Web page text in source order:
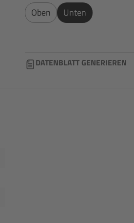
Oben
Unten
DATENBLATT GENERIEREN